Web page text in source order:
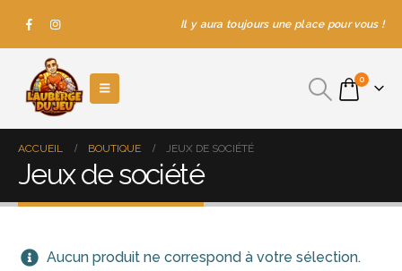
Il y aura toujours une place pour vous !
0
ACCUEIL BOUTIQUE JEUX DE SOCIÉTÉ
Jeux de société
Aucun produit ne correspond à votre sélection.